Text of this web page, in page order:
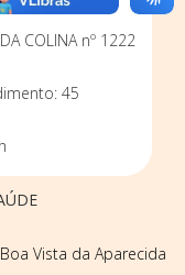
COLINA nº 1222
45
Vista da Aparecida